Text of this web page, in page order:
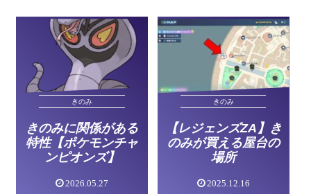
きのみ
きのみに関係がある
特性【ポケモンチャ
ンピオンズ】
2026.05.27
きのみ
【レジェンズZA】き
のみが買える屋台の
場所
2025.12.16